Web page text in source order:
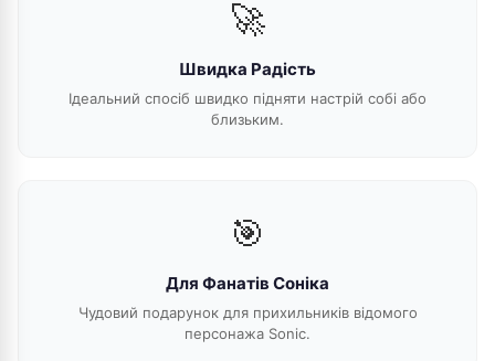
🚀
Швидка Радість
Ідеальний спосіб швидко підняти настрій собі або
близьким.
🎯
Для Фанатів Соніка
Чудовий подарунок для прихильників відомого
персонажа Sonic.